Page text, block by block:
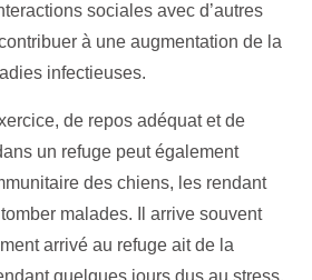
sociales avec d’autres
à une augmentation de la
infectieuses.
de repos adéquat et de
un refuge peut également
des chiens, les rendant
malades. Il arrive souvent
arrivé au refuge ait de la
quelques jours dus au stress,